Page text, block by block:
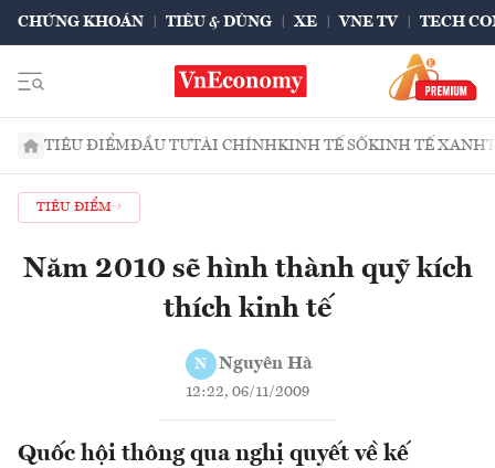
CHỨNG KHOÁN TIÊU & DÙNG XE VNE TV TECH
TIÊU ĐIỂMĐẦU TƯTÀI CHÍNHKINH TẾ SỐKINH TẾ XANH
TIÊU ĐIỂM
Năm 2010 sẽ hình thành quỹ kích
thích kinh tế
N Nguyên Hà
12:22, 06/11/2009
Quốc hội thông qua nghị quyết về kế